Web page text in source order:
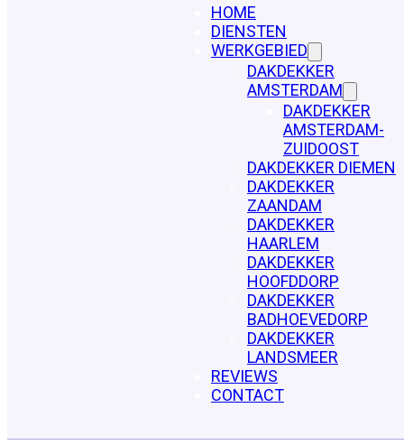
HOME
DIENSTEN
WERKGEBIED
DAKDEKKER
AMSTERDAM
DAKDEKKER
AMSTERDAM-
ZUIDOOST
DAKDEKKER DIEMEN
DAKDEKKER
ZAANDAM
DAKDEKKER
HAARLEM
DAKDEKKER
HOOFDDORP
DAKDEKKER
BADHOEVEDORP
DAKDEKKER
LANDSMEER
REVIEWS
CONTACT